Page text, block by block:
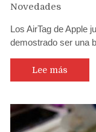
Novedades
Los AirTag de Apple
demostrado ser una
Lee más